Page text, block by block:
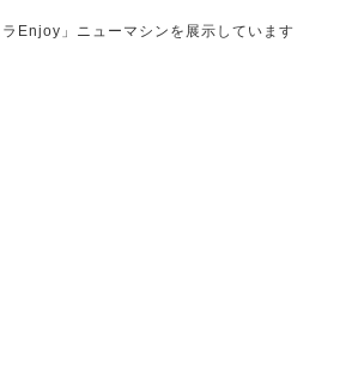
Enjoy」ニューマシンを展示しています